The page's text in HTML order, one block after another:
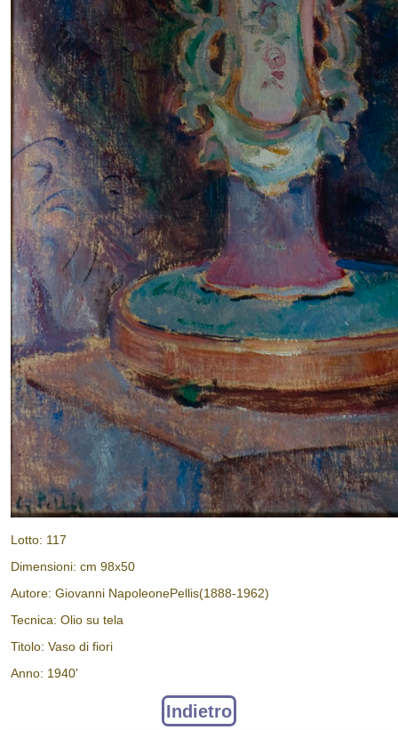
Lotto: 117
Dimensioni: cm 98x50
Autore: Giovanni NapoleonePellis(1888-1962)
Tecnica: Olio su tela
Titolo: Vaso di fiori
Anno: 1940'
Indietro